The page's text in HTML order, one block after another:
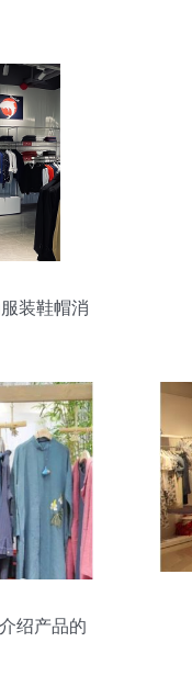
装鞋帽消
绍产品的